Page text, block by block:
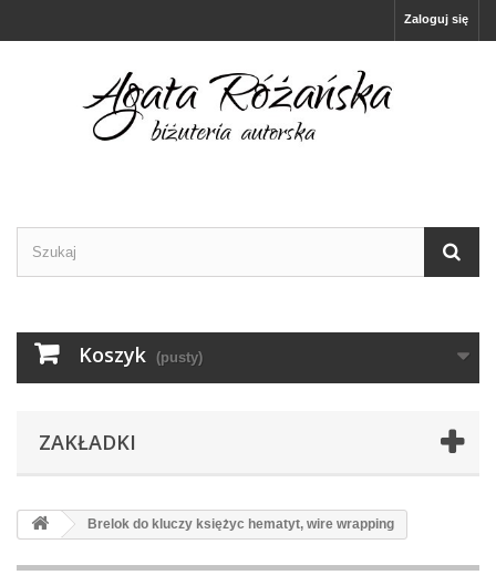
Zaloguj się
Koszyk (pusty)
ZAKŁADKI
Brelok do kluczy księżyc hematyt, wire wrapping